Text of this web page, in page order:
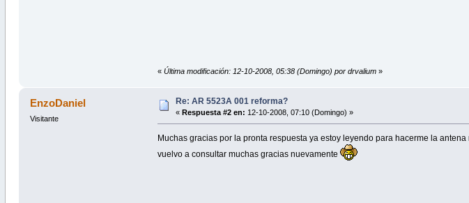
«Última modificación: 12-10-2008, 05:38 (Domingo) por drvalium »
EnzoDaniel
Visitante
Re: AR 5523A 001 reforma?
« Respuesta #2 en: 12-10-2008, 07:10 (Domingo) »
Muchas gracias por la pronta respuesta ya estoy leyendo para hacerme la
vuelvo a consultar muchas gracias nuevamente